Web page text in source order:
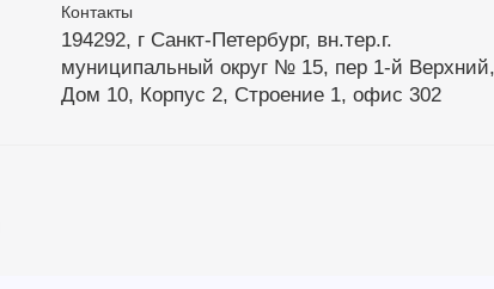
Контакты
194292, г Санкт-Петербург, вн.тер.г.
муниципальный округ № 15, пер 1-й Верхний,
Дом 10, Корпус 2, Строение 1, офис 302